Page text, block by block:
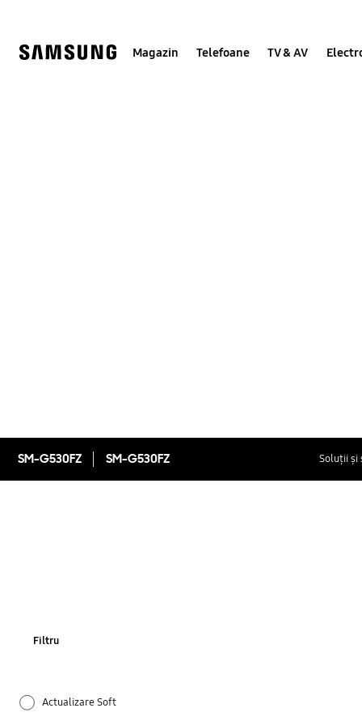
Magazin Telefoane TV & AV
SM-G530FZ SM-G530FZ Soluții și
Filtru
Actualizare Soft